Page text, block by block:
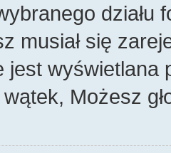
działu
musiał się
jest wyświetlana
Możesz